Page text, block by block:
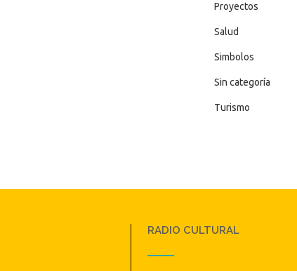
Proyectos
Salud
Simbolos
Sin categoría
Turismo
RADIO CULTURAL